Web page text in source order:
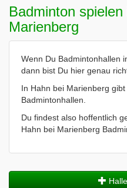
Badminton
Marienberg
Wenn Du Badmintonhallen
dann bist Du hier genau
In Hahn bei Marienberg
Badmintonhallen.
Du findest also hoffentlich
Hahn bei Marienberg